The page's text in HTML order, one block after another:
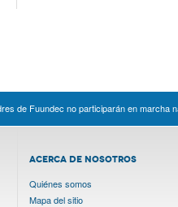
de Fuundec no participarán en marcha
ACERCA DE NOSOTROS
Quiénes somos
Mapa del sitio